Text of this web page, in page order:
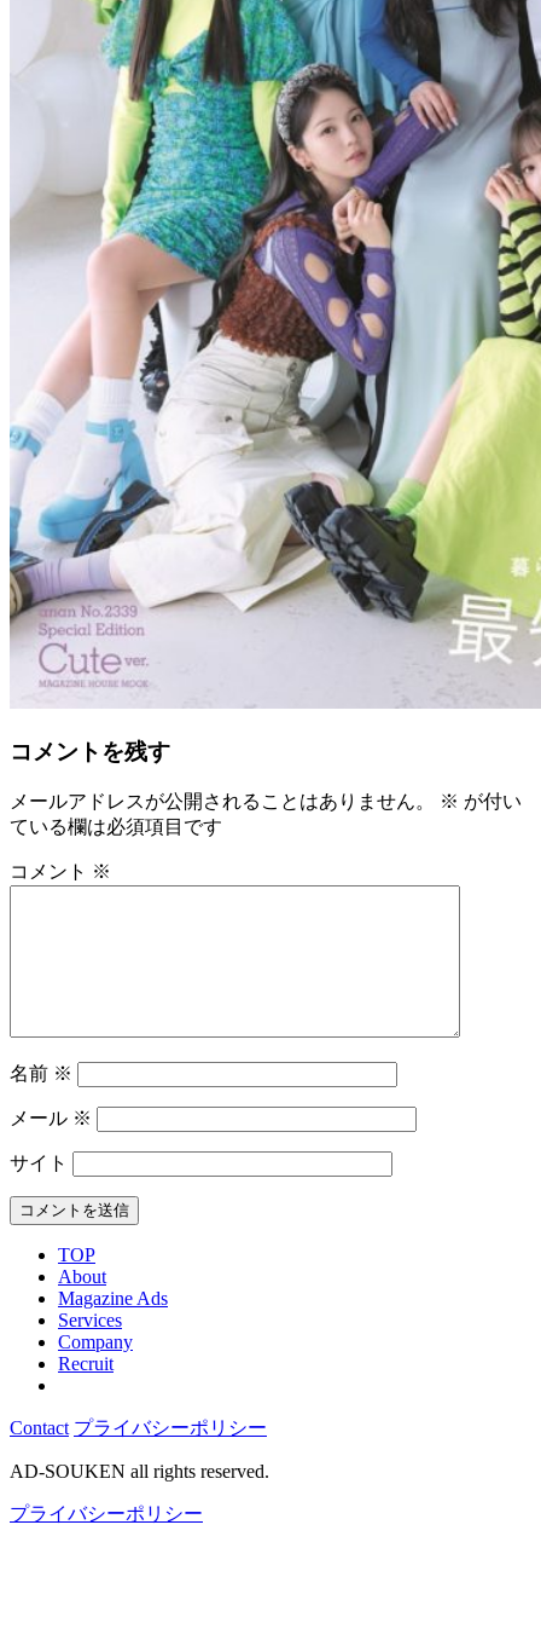
コメントを残す
メールアドレスが公開されることはありません。 ※ が付い
ている欄は必須項目です
コメント ※
名前 ※
メール ※
サイト
TOP
About
Magazine Ads
Services
Company
Recruit
Contact プライバシーポリシー
AD-SOUKEN all rights reserved.
プライバシーポリシー